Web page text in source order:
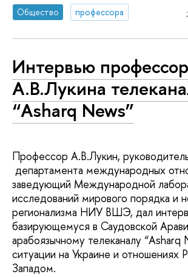
Общество профессора
Интервью
А.В.Лукина
“Asharq News”
Профессор А.В.Лукин,
департамента международных
заведующий Международной
исследований мирового порядка и
регионализма НИУ ВШЭ, дал
базирующемуся в Саудовской
арабоязычному телеканалу “Asharq
ситуации на Украине и отношениях
Западом.